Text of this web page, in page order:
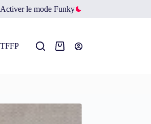
Activer le mode Funky